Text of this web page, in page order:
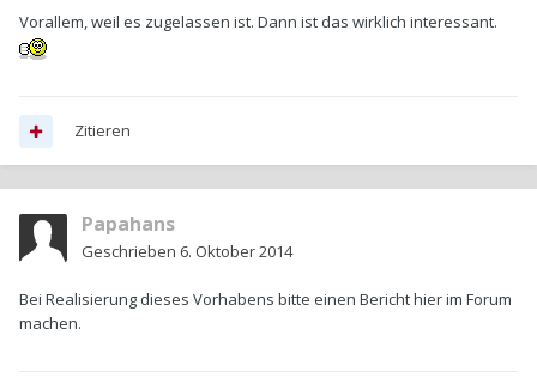
Vorallem, weil es zugelassen ist. Dann ist das wirklich interessant.
Zitieren
Papahans
Geschrieben 6. Oktober 2014
Bei Realisierung dieses Vorhabens bitte einen Bericht hier im Forum
machen.